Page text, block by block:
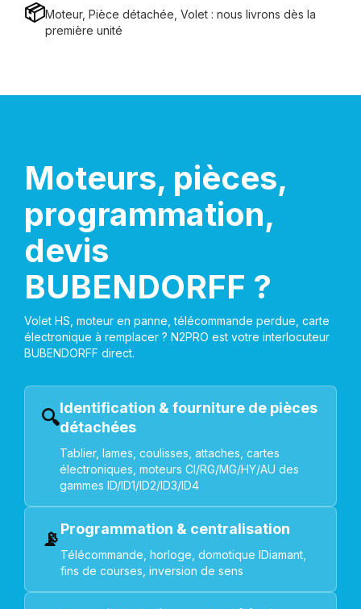
📦Moteur, Pièce détachée, Volet : nous livrons dès la
première unité
Moteurs, pièces,
programmation,
devis
BUBENDORFF ?
Volet HS, moteur en panne, télécommande perdue, carte
électronique à remplacer ? N2PRO est votre interlocuteur
BUBENDORFF direct.
🔍Identification & fourniture de pièces
détachées
Tablier, lames, coulisses, attaches, cartes
électroniques, moteurs CI/RG/MG/HY/AU des
gammes ID/ID1/ID2/ID3/ID4
📡Programmation & centralisation
Télécommande, horloge, domotique IDiamant,
fins de courses, inversion de sens